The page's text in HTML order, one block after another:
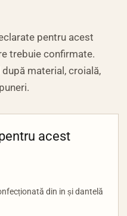
pentru acest
trebuie confirmate.
material, croială,
acest
din in și dantelă